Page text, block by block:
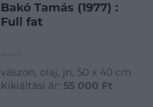
Bakó Tamás (1977) :
Full fat
vászon, olaj, jn, 50 x 40 cm
Kikiáltási ár: 55 000 Ft